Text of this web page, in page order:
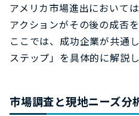
アメリカ市場進出において
アクションがその後の成否
ここでは、成功企業が共通
ステップ」を具体的に解説し
市場調査と現地ニーズ分